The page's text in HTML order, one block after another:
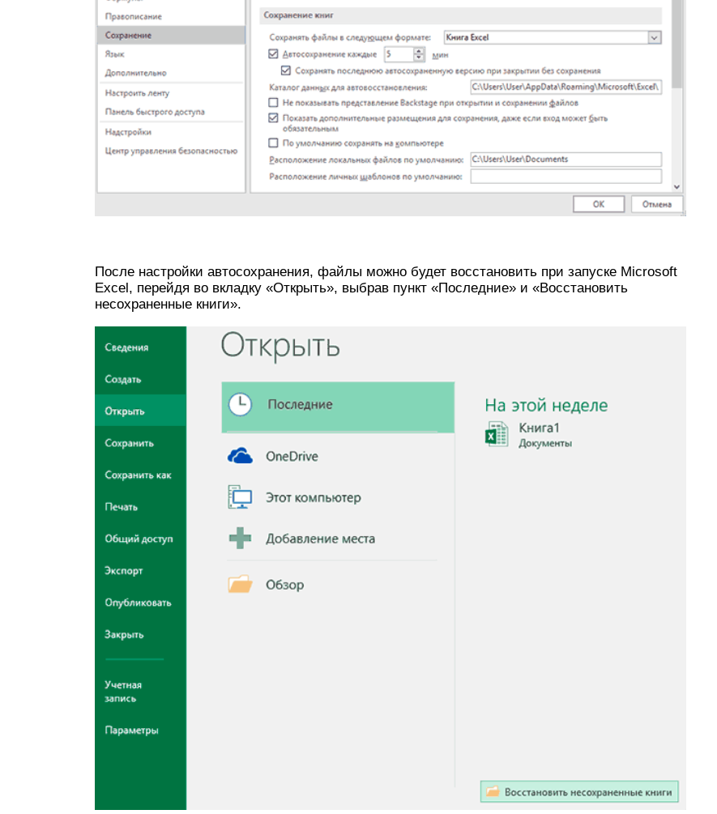
После настройки автосохранения, файлы можно будет восстановить при запуске Microsoft
Excel, перейдя во вкладку «Открыть», выбрав пункт «Последние» и «Восстановить
несохраненные книги».